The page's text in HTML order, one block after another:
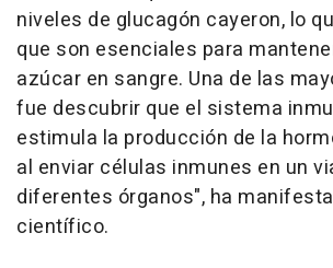
niveles de glucagón cayeron, lo
que son esenciales para
azúcar en sangre. Una de las
fue descubrir que el sistema
estimula la producción de la
al enviar células inmunes en un
diferentes órganos", ha
científico.